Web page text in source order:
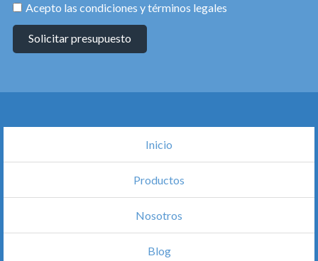
Acepto las condiciones y términos legales
Solicitar presupuesto
Inicio
Productos
Nosotros
Blog